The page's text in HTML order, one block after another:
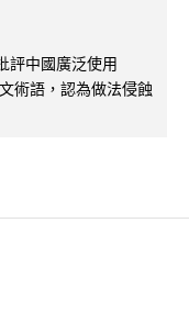
評中國廣泛使用
術語，認為做法侵蝕